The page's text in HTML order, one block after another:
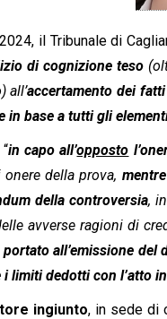
il Tribunale di
di cognizione teso
all’accertamento dei
in base a tutti gli
“in capo all’opposto
della prova, mentre
della controversia,
avverse ragioni di
all’emissione
limiti dedotti con l’atto
ingiunto, in sede di